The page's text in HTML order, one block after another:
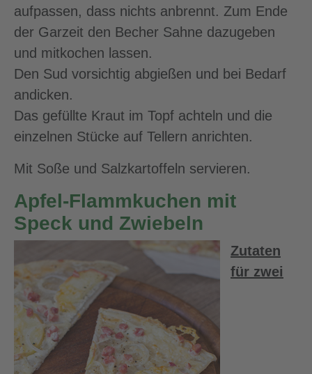
aufpassen, dass nichts anbrennt. Zum Ende
der Garzeit den Becher Sahne dazugeben
und mitkochen lassen.
Den Sud vorsichtig abgießen und bei Bedarf
andicken.
Das gefüllte Kraut im Topf achteln und die
einzelnen Stücke auf Tellern anrichten.
Mit Soße und Salzkartoffeln servieren.
Apfel-Flammkuchen mit
Speck und Zwiebeln
Zutaten
für zwei